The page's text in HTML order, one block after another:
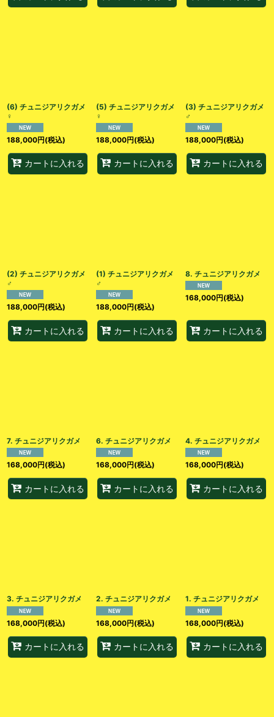
(6) チュニジアリクガメ︎︎
♀
188,000円(税込)
カートに入れる
(5) チュニジアリクガメ︎︎
♀
188,000円(税込)
カートに入れる
(3) チュニジアリクガメ
♂
188,000円(税込)
カートに入れる
(2) チュニジアリクガメ
♂
188,000円(税込)
カートに入れる
(1) チュニジアリクガメ
♂
188,000円(税込)
カートに入れる
8. チュニジアリクガメ
168,000円(税込)
カートに入れる
7. チュニジアリクガメ
168,000円(税込)
カートに入れる
6. チュニジアリクガメ
168,000円(税込)
カートに入れる
4. チュニジアリクガメ
168,000円(税込)
カートに入れる
3. チュニジアリクガメ
168,000円(税込)
カートに入れる
2. チュニジアリクガメ
168,000円(税込)
カートに入れる
1. チュニジアリクガメ
168,000円(税込)
カートに入れる